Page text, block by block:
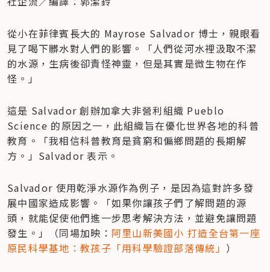
從小在菲律賓長大的 Mayrose Salvador 博士，親眼看
見了喝下髒水對人們的影響。「人們從河水裡汲取不潔
的水源，生病後卻責怪神靈，但是其實是微生物在作
怪。」
這是 Salvador 創辦加拿大非營利組織 Pueblo
Science 的原因之一，此組織旨在優化世界各地的科普
教育。「我相信科普教育是貧窮和偏鄉問題的長期解
方。」Salvador 表示。
Salvador 使用乾淨水源作為例子，是因為這對許多發
展中國家造成影響。「如果你讓孩子們了解問題的源
頭，就能促使他們進一步思考解決方法，並避免讓問題
發生。」（同場加映： 阿里山新美國小 打造全台第一座
原民科學基地：教孩子「用科學驗證部落傳統」 ）